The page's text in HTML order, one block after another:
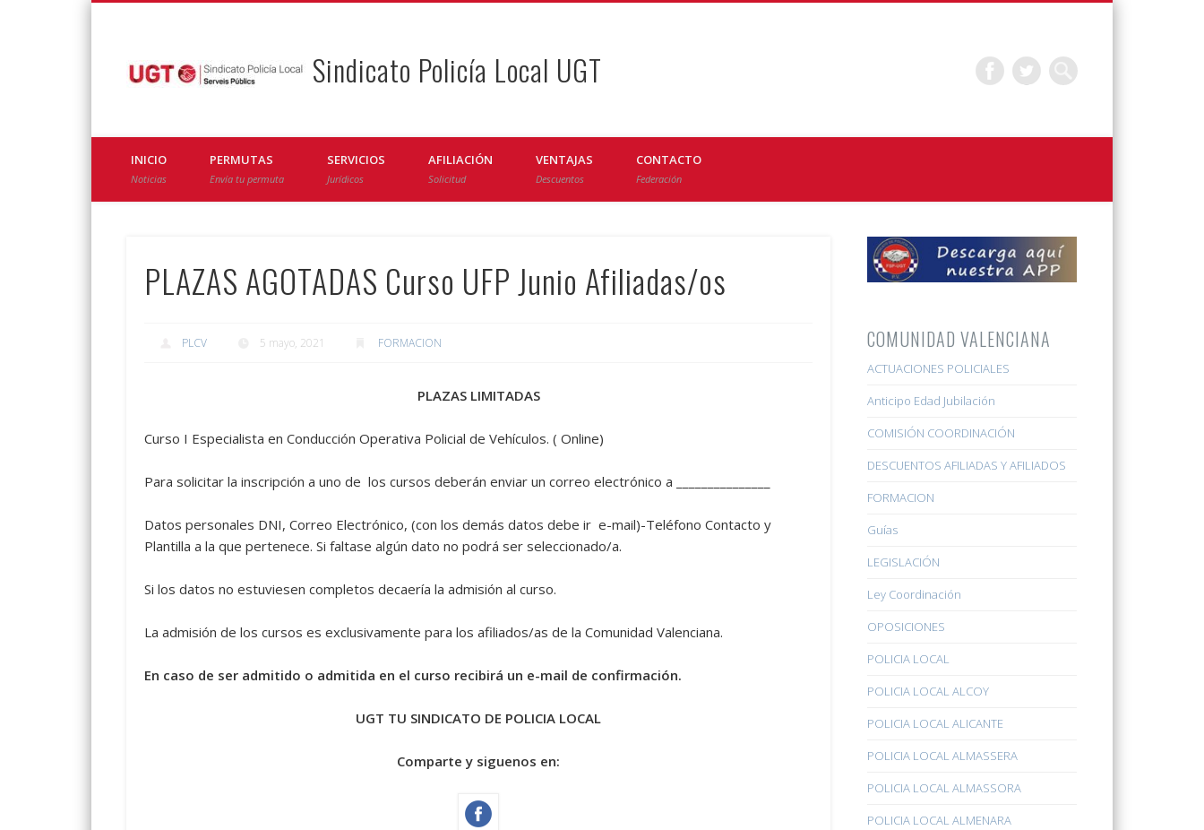
Sindicato Policía Local UGT
FacebookTwitter
INICIO
Noticias
PERMUTAS
Envía tu permuta
SERVICIOS
Jurídicos
AFILIACIÓN
Solicitud
VENTAJAS
Descuentos
CONTACTO
Federación
PLAZAS AGOTADAS Curso UFP Junio Afiliadas/os
PLCV 5 mayo, 2021 FORMACION
PLAZAS LIMITADAS
Curso I Especialista en Conducción Operativa Policial de Vehículos. ( Online)
Para solicitar la inscripción a uno de los cursos deberán enviar un correo electrónico a _______________
Datos personales DNI, Correo Electrónico, (con los demás datos debe ir e-mail)-Teléfono Contacto y
Plantilla a la que pertenece. Si faltase algún dato no podrá ser seleccionado/a.
Si los datos no estuviesen completos decaería la admisión al curso.
La admisión de los cursos es exclusivamente para los afiliados/as de la Comunidad Valenciana.
En caso de ser admitido o admitida en el curso recibirá un e-mail de confirmación.
UGT TU SINDICATO DE POLICIA LOCAL
Comparte y siguenos en:
COMUNIDAD VALENCIANA
ACTUACIONES POLICIALES
Anticipo Edad Jubilación
COMISIÓN COORDINACIÓN
DESCUENTOS AFILIADAS Y AFILIADOS
FORMACION
Guías
LEGISLACIÓN
Ley Coordinación
OPOSICIONES
POLICIA LOCAL
POLICIA LOCAL ALCOY
POLICIA LOCAL ALICANTE
POLICIA LOCAL ALMASSERA
POLICIA LOCAL ALMASSORA
POLICIA LOCAL ALMENARA